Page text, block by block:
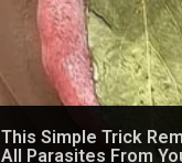
This Simple Trick
All Parasites From